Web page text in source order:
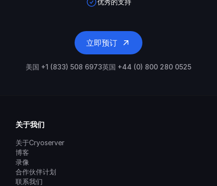
优秀的支持
立即预订
美国 +1 (833) 508 6973英国 +44 (0) 800 280 0525
关于我们
关于Cryoserver
博客
录像
合作伙伴计划
联系我们